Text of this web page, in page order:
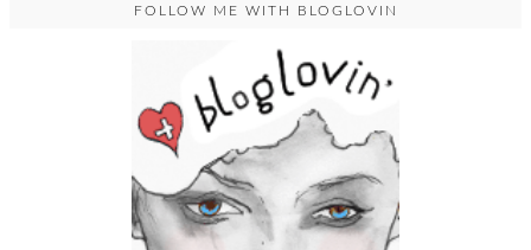
FOLLOW ME WITH BLOGLOVIN